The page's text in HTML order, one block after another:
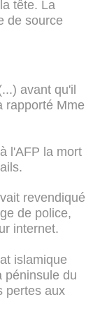
tête. La
de source
avant qu'il
rapporté Mme
l'AFP la mort
revendiqué
de police,
internet.
islamique
péninsule du
pertes aux